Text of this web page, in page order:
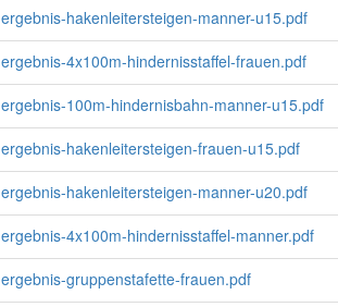
ergebnis-hakenleitersteigen-manner-u15.pdf
ergebnis-4x100m-hindernisstaffel-frauen.pdf
ergebnis-100m-hindernisbahn-manner-u15.pdf
ergebnis-hakenleitersteigen-frauen-u15.pdf
ergebnis-hakenleitersteigen-manner-u20.pdf
ergebnis-4x100m-hindernisstaffel-manner.pdf
ergebnis-gruppenstafette-frauen.pdf